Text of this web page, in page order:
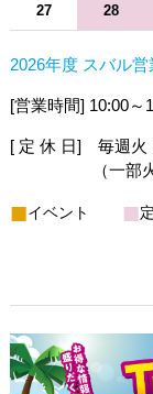
27 28
2026年度 スバル
[営業時間] 10:00～
[ 定 休 日] 毎週火
（一部火曜
■イベント ■